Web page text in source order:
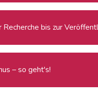
bis zur
– so geht's!